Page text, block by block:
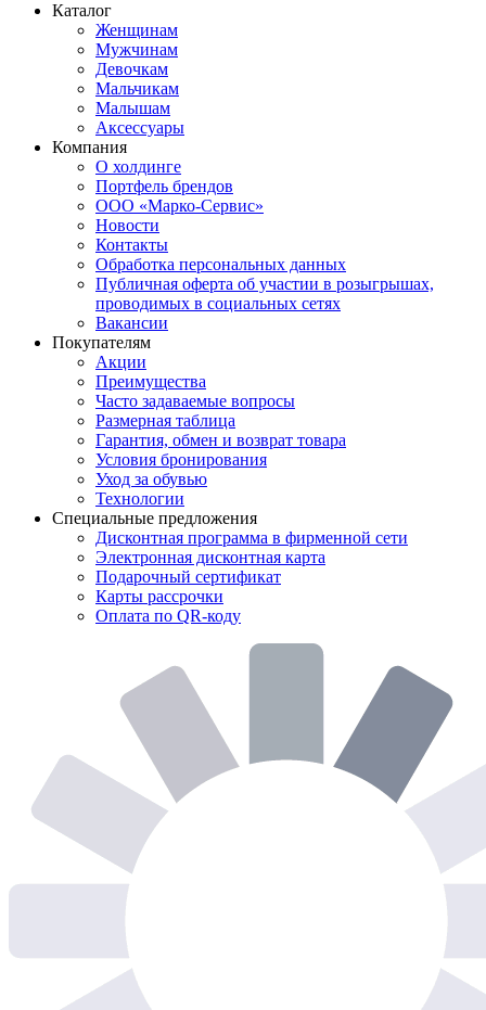
Каталог
Женщинам
Мужчинам
Девочкам
Мальчикам
Малышам
Аксессуары
Компания
О холдинге
Портфель брендов
ООО «Марко-Сервис»
Новости
Контакты
Обработка персональных данных
Публичная оферта об участии в розыгрышах,
проводимых в социальных сетях
Вакансии
Покупателям
Акции
Преимущества
Часто задаваемые вопросы
Размерная таблица
Гарантия, обмен и возврат товара
Условия бронирования
Уход за обувью
Технологии
Специальные предложения
Дисконтная программа в фирменной сети
Электронная дисконтная карта
Подарочный сертификат
Карты рассрочки
Оплата по QR-коду